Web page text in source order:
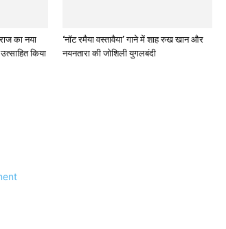
का नया
किया
‘नॉट रमैया वस्तावैया’ गाने में शाह रुख खान और
नयनतारा की जोशिली युगलबंदी